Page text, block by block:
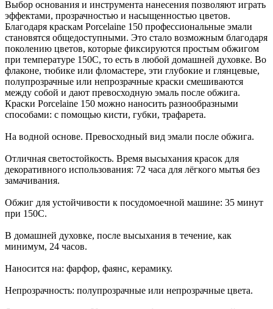
Выбор основания и инструмента нанесения позволяют играть
эффектами, прозрачностью и насыщенностью цветов.
Благодаря краскам Porcelaine 150 профессиональные эмали
становятся общедоступными. Это стало возможным благодаря
поколению цветов, которые фиксируются простым обжигом
при температуре 150C, то есть в любой домашней духовке. Во
флаконе, тюбике или фломастере, эти глубокие и глянцевые,
полупрозрачные или непрозрачные краски смешиваются
между собой и дают превосходную эмаль после обжига.
Краски Porcelaine 150 можно наносить разнообразными
способами: с помощью кисти, губки, трафарета.
На водной основе. Превосходный вид эмали после обжига.
Отличная светостойкость. Время высыхания красок для
декоративного использования: 72 часа для лёгкого мытья без
замачивания.
Обжиг для устойчивости к посудомоечной машине: 35 минут
при 150C.
В домашней духовке, после высыхания в течение, как
минимум, 24 часов.
Наносится на: фарфор, фаянс, керамику.
Непрозрачность: полупрозрачные или непрозрачные цвета.